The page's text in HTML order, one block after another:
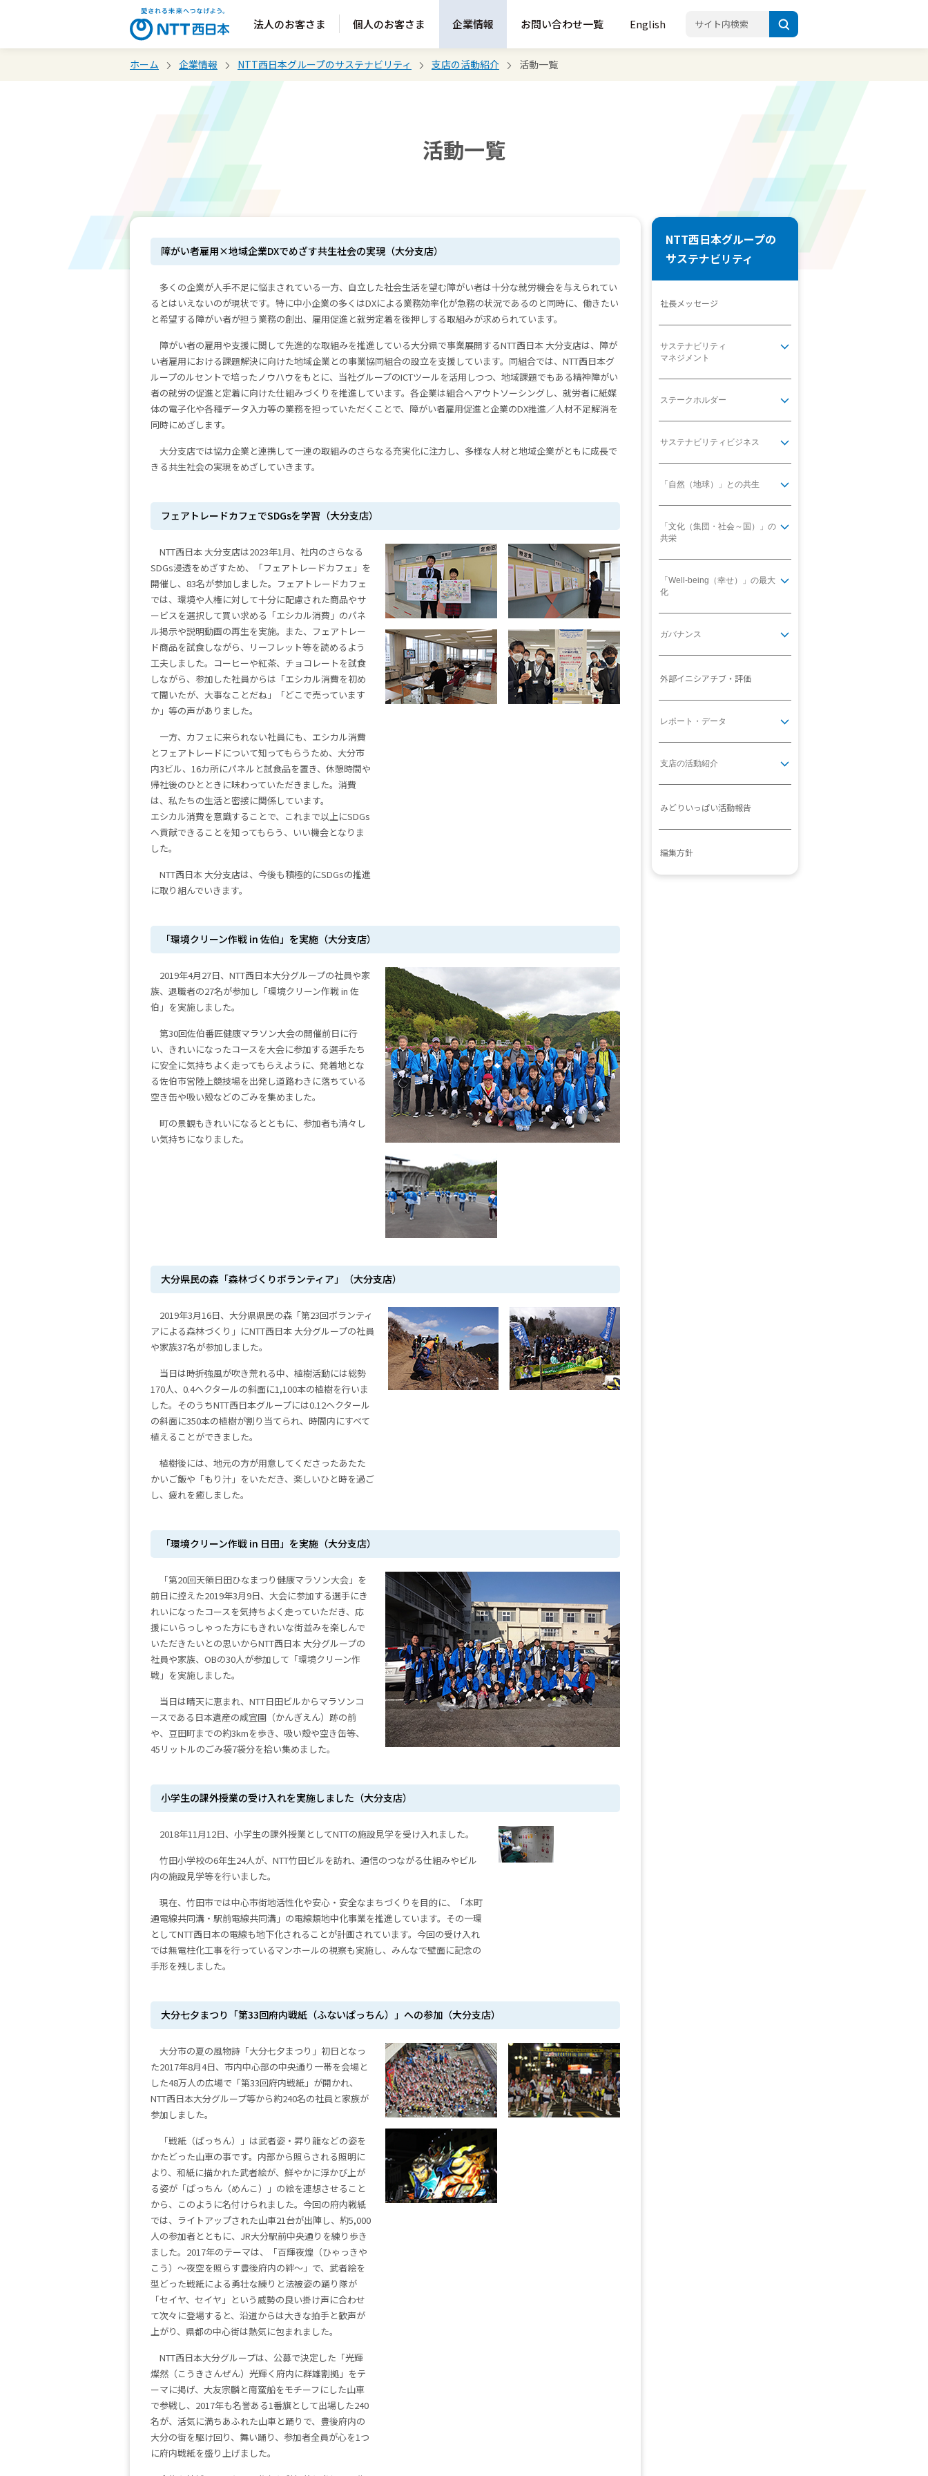
法人のお客さま 個人のお客さま 企業情報 お問い合わせ一覧 English
ホーム 企業情報 NTT西日本グループのサステナビリティ 支店の活動紹介 活動一覧
活動一覧
障がい者雇用×地域企業DXでめざす共生社会の実現（大分支店）
多くの企業が人手不足に悩まされている一方、自立した社会生活を望む障がい者は十分な就労機会を与えられてい
るとはいえないのが現状です。特に中小企業の多くはDXによる業務効率化が急務の状況であるのと同時に、働きたい
と希望する障がい者が担う業務の創出、雇用促進と就労定着を後押しする取組みが求められています。
障がい者の雇用や支援に関して先進的な取組みを推進している大分県で事業展開するNTT西日本 大分支店は、障が
い者雇用における課題解決に向けた地域企業との事業協同組合の設立を支援しています。同組合では、NTT西日本グ
ループのルセントで培ったノウハウをもとに、当社グループのICTツールを活用しつつ、地域課題でもある精神障がい
者の就労の促進と定着に向けた仕組みづくりを推進しています。各企業は組合へアウトソーシングし、就労者に紙媒
体の電子化や各種データ入力等の業務を担っていただくことで、障がい者雇用促進と企業のDX推進／人材不足解消を
同時にめざします。
大分支店では協力企業と連携して一連の取組みのさらなる充実化に注力し、多様な人材と地域企業がともに成長で
きる共生社会の実現をめざしていきます。
フェアトレードカフェでSDGsを学習（大分支店）
NTT西日本 大分支店は2023年1月、社内のさらなる
SDGs浸透をめざすため、「フェアトレードカフェ」を
開催し、83名が参加しました。フェアトレードカフェ
では、環境や人権に対して十分に配慮された商品やサ
ービスを選択して買い求める「エシカル消費」のパネ
ル掲示や説明動画の再生を実施。また、フェアトレー
ド商品を試食しながら、リーフレット等を読めるよう
工夫しました。コーヒーや紅茶、チョコレートを試食
しながら、参加した社員からは「エシカル消費を初め
て聞いたが、大事なことだね」「どこで売っています
か」等の声がありました。
一方、カフェに来られない社員にも、エシカル消費
とフェアトレードについて知ってもらうため、大分市
内3ビル、16カ所にパネルと試食品を置き、休憩時間や
帰社後のひとときに味わっていただきました。消費
は、私たちの生活と密接に関係しています。
エシカル消費を意識することで、これまで以上にSDGs
へ貢献できることを知ってもらう、いい機会となりま
した。
NTT西日本 大分支店は、今後も積極的にSDGsの推進
に取り組んでいきます。
「環境クリーン作戦 in 佐伯」を実施（大分支店）
2019年4月27日、NTT西日本大分グループの社員や家
族、退職者の27名が参加し「環境クリーン作戦 in 佐
伯」を実施しました。
第30回佐伯番匠健康マラソン大会の開催前日に行
い、きれいになったコースを大会に参加する選手たち
に安全に気持ちよく走ってもらえように、発着地とな
る佐伯市営陸上競技場を出発し道路わきに落ちている
空き缶や吸い殻などのごみを集めました。
町の景観もきれいになるとともに、参加者も清々し
い気持ちになりました。
大分県民の森「森林づくりボランティア」（大分支店）
2019年3月16日、大分県県民の森「第23回ボランティ
アによる森林づくり」にNTT西日本 大分グループの社員
や家族37名が参加しました。
当日は時折強風が吹き荒れる中、植樹活動には総勢
170人、0.4ヘクタールの斜面に1,100本の植樹を行いま
した。そのうちNTT西日本グループには0.12ヘクタール
の斜面に350本の植樹が割り当てられ、時間内にすべて
植えることができました。
植樹後には、地元の方が用意してくださったあたた
かいご飯や「もり汁」をいただき、楽しいひと時を過ご
し、疲れを癒しました。
「環境クリーン作戦 in 日田」を実施（大分支店）
「第20回天領日田ひなまつり健康マラソン大会」を
前日に控えた2019年3月9日、大会に参加する選手にき
れいになったコースを気持ちよく走っていただき、応
援にいらっしゃった方にもきれいな街並みを楽しんで
いただきたいとの思いからNTT西日本 大分グループの
社員や家族、OBの30人が参加して「環境クリーン作
戦」を実施しました。
当日は晴天に恵まれ、NTT日田ビルからマラソンコ
ースである日本遺産の咸宜園（かんぎえん）跡の前
や、豆田町までの約3kmを歩き、吸い殻や空き缶等、
45リットルのごみ袋7袋分を拾い集めました。
小学生の課外授業の受け入れを実施しました（大分支店）
2018年11月12日、小学生の課外授業としてNTTの施設見学を受け入れました。
竹田小学校の6年生24人が、NTT竹田ビルを訪れ、通信のつながる仕組みやビル
内の施設見学等を行いました。
現在、竹田市では中心市街地活性化や安心・安全なまちづくりを目的に、「本町
通電線共同溝・駅前電線共同溝」の電線類地中化事業を推進しています。その一環
としてNTT西日本の電線も地下化されることが計画されています。今回の受け入れ
では無電柱化工事を行っているマンホールの視察も実施し、みんなで壁面に記念の
手形を残しました。
大分七夕まつり「第33回府内戦紙（ふないぱっちん）」への参加（大分支店）
大分市の夏の風物詩「大分七夕まつり」初日となっ
た2017年8月4日、市内中心部の中央通り一帯を会場と
した48万人の広場で「第33回府内戦紙」が開かれ、
NTT西日本大分グループ等から約240名の社員と家族が
参加しました。
「戦紙（ぱっちん）」は武者姿・昇り龍などの姿を
かたどった山車の事です。内部から照らされる照明に
より、和紙に描かれた武者絵が、鮮やかに浮かび上が
る姿が「ぱっちん（めんこ）」の絵を連想させること
から、このように名付けられました。今回の府内戦紙
では、ライトアップされた山車21台が出陣し、約5,000
人の参加者とともに、JR大分駅前中央通りを練り歩き
ました。2017年のテーマは、「百輝夜煌（ひゃっきや
こう）～夜空を照らす豊後府内の絆～」で、武者絵を
型どった戦紙による勇壮な練りと法被姿の踊り隊が
「セイヤ、セイヤ」という威勢の良い掛け声に合わせ
て次々に登場すると、沿道からは大きな拍手と歓声が
上がり、県都の中心街は熱気に包まれました。
NTT西日本大分グループは、公募で決定した「光輝
燦然（こうきさんぜん）光輝く府内に群雄割拠」をテ
ーマに掲げ、大友宗麟と南蛮船をモチーフにした山車
で参戦し、2017年も名誉ある1番旗として出場した240
名が、活気に満ちあふれた山車と踊りで、豊後府内の
大分の街を駆け回り、舞い踊り、参加者全員が心を1つ
に府内戦紙を盛り上げました。
NTT西日本グループの
サステナビリティ
社長メッセージ
サステナビリティ
マネジメント
ステークホルダー
サステナビリティビジネス
「自然（地球）」との共生
「文化（集団・社会～国）」の
共栄
「Well-being（幸せ）」の最大
化
ガバナンス
外部イニシアチブ・評価
レポート・データ
支店の活動紹介
みどりいっぱい活動報告
編集方針